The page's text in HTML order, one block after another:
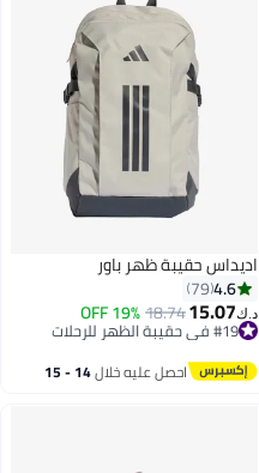
10
اديداس حقيبة ظهر باور
4.6
79
د.ك‏15.07
18.74
19% OFF #19 في حقيبة الظهر للرحلات
أقل سعر في 30 يوم
احصل عليه خلال 14 - 15